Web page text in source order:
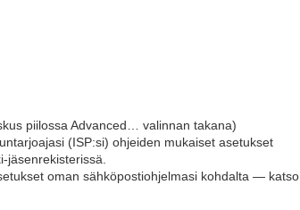
piilossa Advanced… valinnan takana)
(ISP:si) ohjeiden mukaiset asetukset
jäsenrekisterissä.
oman sähköpostiohjelmasi kohdalta — katso